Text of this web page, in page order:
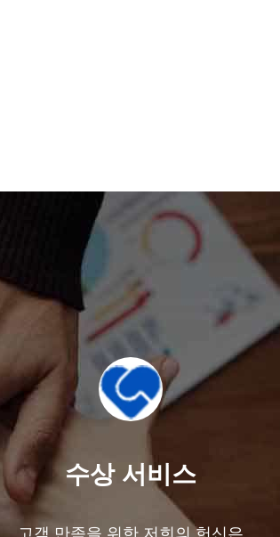
수상 서비스
고객 만족을 위한 저희의 헌신은